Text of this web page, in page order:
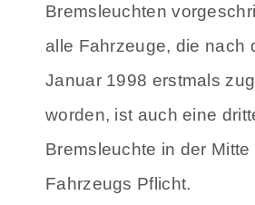
Bremsleuchten
alle Fahrzeuge, die nach
Januar 1998 erstmals
worden, ist auch eine
Bremsleuchte in der Mitte
Fahrzeugs Pflicht.